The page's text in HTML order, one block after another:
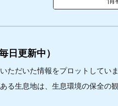
日更新中）
ただいた情報をプロットしていま
生息地は、生息環境の保全の